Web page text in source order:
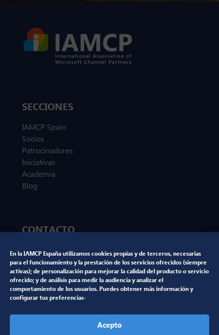
En la IAMCP España utilizamos cookies propias y de terceros, necesarias
para el funcionamiento y la prestación de los servicios ofrecidos (siempre
activas); de personalización para mejorar la calidad del producto o servicio
ofrecido; y de análisis para medir la audiencia y analizar el
comportamiento de los usuarios. Puedes obtener más información y
configurar tus preferencias-
Acepto
SECCIONES
IAMCP Spain
Socios
Patrocinadores
Iniciativas
Academia
Blog
CONTACTO
marketing@iamcp.es
NUESTRAS REDES SOCIALES